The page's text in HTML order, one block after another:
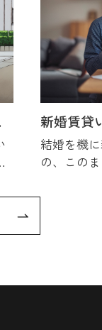
注意点は？
考え始める
気になるポ
かし、なん
う理由だけ
通勤通学の
相場は今ど
ョンの購入
「実際どの
買い時なの
です。この
解説
結婚を機
の、この
っていま
ング、さ
成や働き